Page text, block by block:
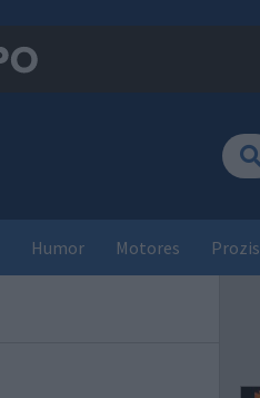
Humor Motores Prozis